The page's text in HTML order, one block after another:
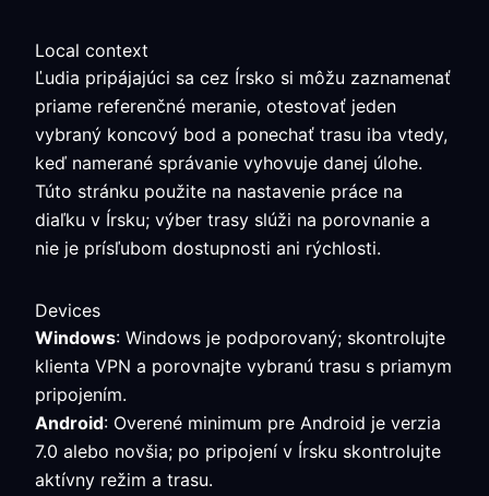
Local context
Ľudia pripájajúci sa cez Írsko si môžu zaznamenať
priame referenčné meranie, otestovať jeden
vybraný koncový bod a ponechať trasu iba vtedy,
keď namerané správanie vyhovuje danej úlohe.
Túto stránku použite na nastavenie práce na
diaľku v Írsku; výber trasy slúži na porovnanie a
nie je prísľubom dostupnosti ani rýchlosti.
Devices
Windows: Windows je podporovaný; skontrolujte
klienta VPN a porovnajte vybranú trasu s priamym
pripojením.
Android: Overené minimum pre Android je verzia
7.0 alebo novšia; po pripojení v Írsku skontrolujte
aktívny režim a trasu.